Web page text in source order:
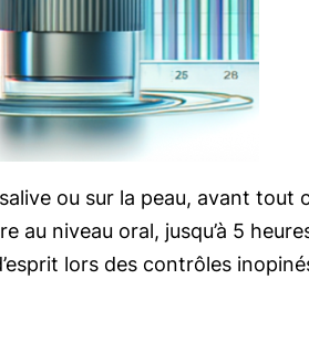
ou sur la peau, avant tout
niveau oral, jusqu’à 5
lors des contrôles